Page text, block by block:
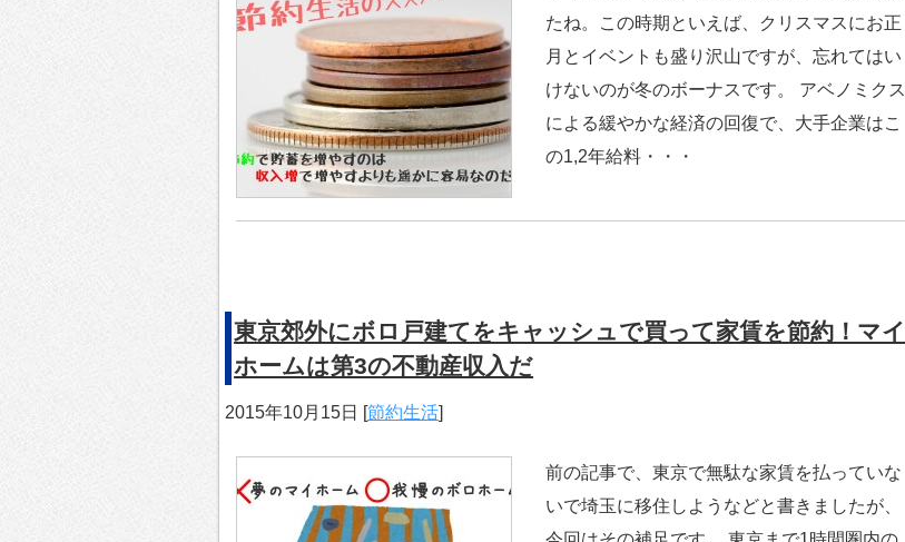
たね。この時期といえば、クリスマスにお正
月とイベントも盛り沢山ですが、忘れてはい
けないのが冬のボーナスです。 アベノミクス
による緩やかな経済の回復で、大手企業はこ
の1,2年給料・・・
東京郊外にボロ戸建てをキャッシュで買って家賃を節約！マイ
ホームは第3の不動産収入だ
2015年10月15日 [節約生活]
前の記事で、東京で無駄な家賃を払っていな
いで埼玉に移住しようなどと書きましたが、